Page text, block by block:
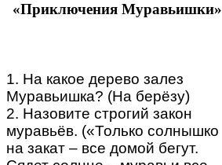
«Приключения Муравьишки»
1. На какое дерево залез
Муравьишка? (На берёзу)
2. Назовите строгий закон
муравьёв. («Только солнышко
на закат – все домой бегут.